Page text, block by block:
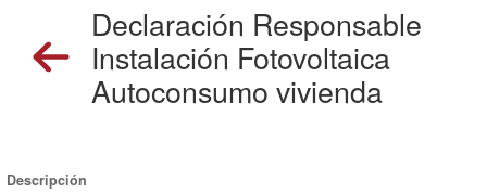
Declaración Responsable
Instalación Fotovoltaica
Autoconsumo vivienda
Descripción